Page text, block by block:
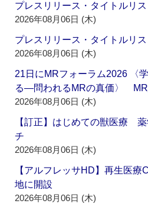
プレスリリース・タイトルリ
2026年08月06日 (木)
プレスリリース・タイトルリ
2026年08月06日 (木)
21日にMRフォーラム2026 〈
る―問われるMRの真価〉 MR
2026年08月06日 (木)
【訂正】はじめての獣医療
チ
2026年08月06日 (木)
【アルフレッサHD】再生医療
地に開設
2026年08月06日 (木)